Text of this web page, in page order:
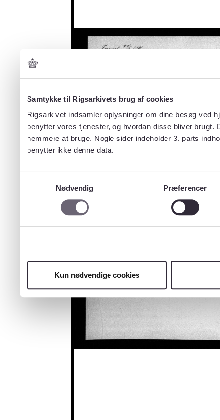
Samtykke til Rigsarkivets brug af cookies
Rigsarkivet indsamler oplysninger om dine besøg ved
benytter vores tjenester, og hvordan disse bliver
nemmere at bruge. Nogle sider indeholder 3. parts
benytter ikke denne data.
Nødvendig
Præferencer
Kun nødvendige cookies